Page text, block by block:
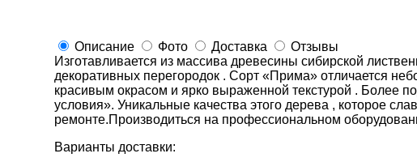
Описание Фото Доставка
Отзывы
Изготавливается из массива древесины сибирской
декоративных перегородок . Сорт «Прима» отличается
красивым окрасом и ярко выраженной текстурой . Более
условия». Уникальные качества этого дерева , которое
ремонте.Производиться на профессиональном
Варианты доставки: